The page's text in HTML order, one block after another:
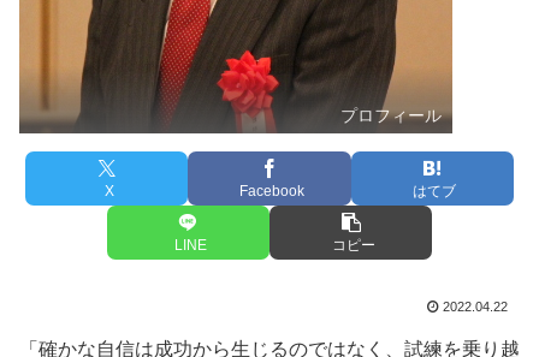
プロフィール
X Facebook はてブ
LINE コピー
2022.04.22
「確かな自信は成功から生じるのではなく、試練を乗り越